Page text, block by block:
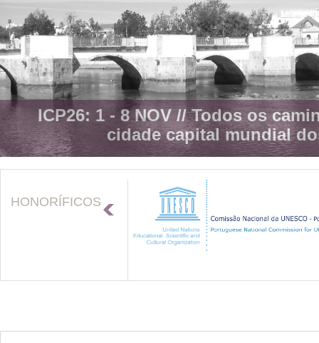
ICP26: 1 - 8 NOV //Todos os
cidade capital mundial
HONORÍFICOS